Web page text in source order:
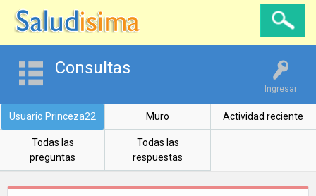
Ingresar
Consultas
Usuario Princeza22 Muro Actividad reciente
Todas las
preguntas
Todas las
respuestas